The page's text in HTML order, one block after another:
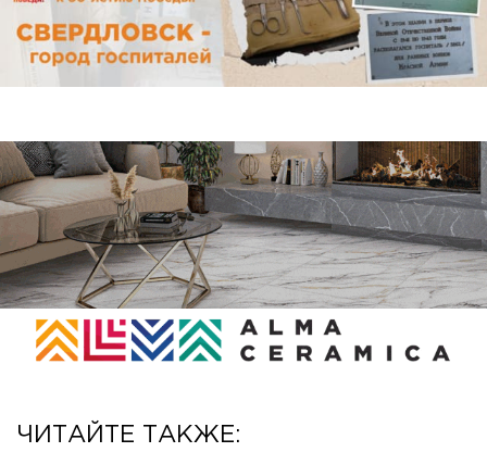
ЧИТАЙТЕ ТАКЖЕ: